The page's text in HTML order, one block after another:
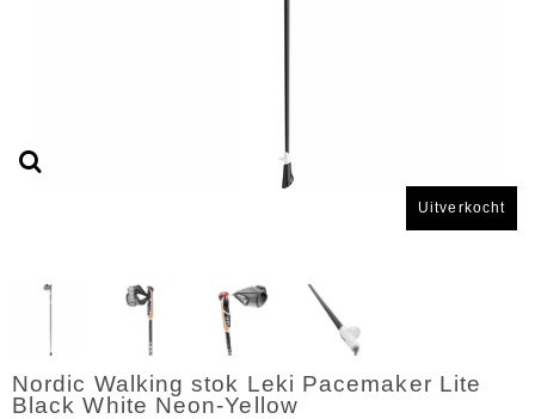
Uitverkocht
Nordic Walking stok Leki Pacemaker Lite
Black White Neon-Yellow